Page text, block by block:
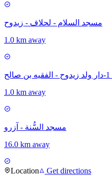
مسجد السلام - لحلاف - زيدوح
1.0 km away
1.0 km away
مسجد السُّنة - آزرو
16.0 km away
Location Get directions